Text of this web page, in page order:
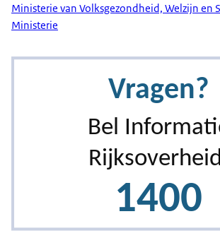
Ministerie van Volksgezondheid, Welzijn en
Ministerie